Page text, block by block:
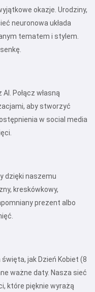
okazje. Urodziny,
neuronowa układa
tematem i stylem.
Połącz własną
aby stworzyć
w social media
dzięki naszemu
kreskówkowy,
prezent albo
jak Dzień Kobiet (8
ważne daty. Nasza sieć
które pięknie wyrażą